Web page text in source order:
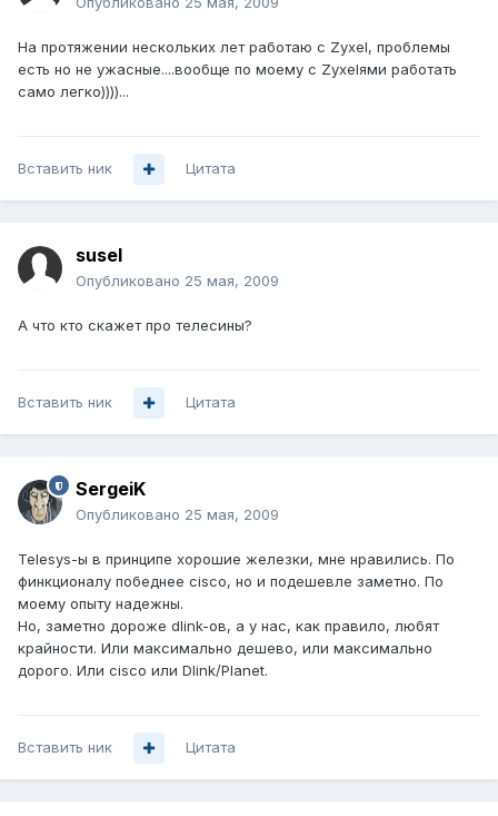
На протяжении нескольких лет работаю с Zyxel, проблемы
есть но не ужасные....вообще по моему с Zyxelями работать
само легко))))...
Вставить ник Цитата
susel
Опубликовано 25 мая, 2009
А что кто скажет про телесины?
Вставить ник Цитата
SergeiK
Опубликовано 25 мая, 2009
Telesys-ы в принципе хорошие железки, мне нравились. По
финкционалу победнее cisco, но и подешевле заметно. По
моему опыту надежны.
Но, заметно дороже dlink-ов, а у нас, как правило, любят
крайности. Или максимально дешево, или максимально
дорого. Или cisco или Dlink/Planet.
Вставить ник Цитата